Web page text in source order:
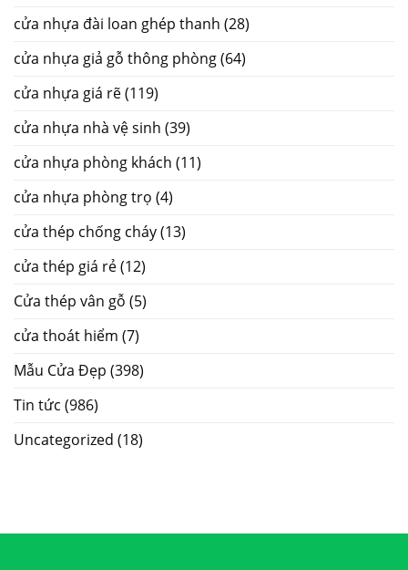
cửa nhựa đài loan ghép thanh (28)
cửa nhựa giả gỗ thông phòng(64)
cửa nhựa giá rẽ(119)
cửa nhựa nhà vệ sinh (39)
cửa nhựa phòng khách (11)
cửa nhựa phòng trọ (4)
cửa thép chống cháy(13)
cửa thép giá rẻ(12)
Cửa thép vân gỗ (5)
cửa thoát hiểm (7)
Mẫu Cửa Đẹp (398)
Tin tức (986)
Uncategorized (18)